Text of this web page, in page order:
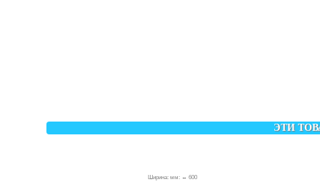
ЭТИ
Ширина: мм: ↔ 600